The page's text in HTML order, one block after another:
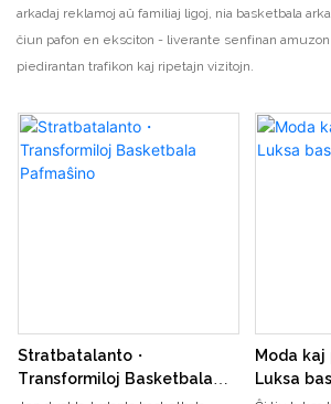
arkadaj reklamoj aŭ familiaj ligoj, nia basketbala
ĉiun pafon en eksciton - liverante senfinan
piedirantan trafikon kaj ripetajn vizitojn.
Stratbatalanto・
Transformiloj Basketbala
Moda
Luksa